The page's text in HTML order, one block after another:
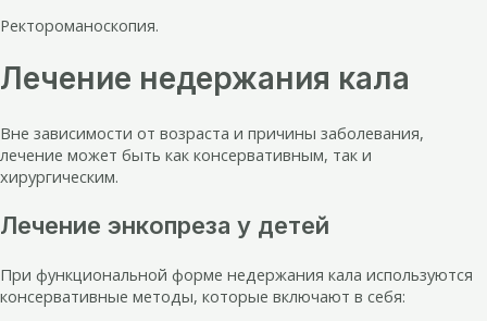
Ректороманоскопия.
Лечение недержания кала
Вне зависимости от возраста и причины заболевания,
лечение может быть как консервативным, так и
хирургическим.
Лечение энкопреза у детей
При функциональной форме недержания кала используются
консервативные методы, которые включают в себя: